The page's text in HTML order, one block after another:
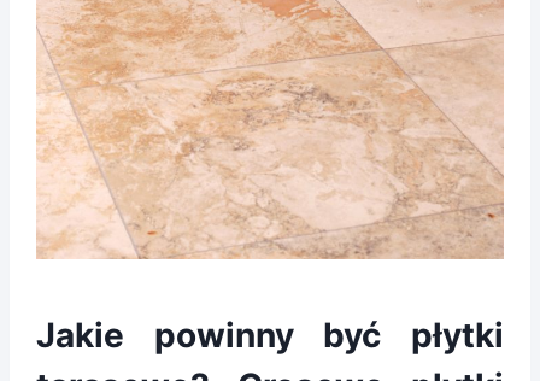
Jakie powinny być płytki